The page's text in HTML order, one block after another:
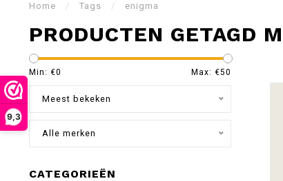
9,3
Home / Tags / enigma
PRODUCTEN GETAGD
Min: €0 Max: €50
Meest bekeken
Alle merken
CATEGORIEËN